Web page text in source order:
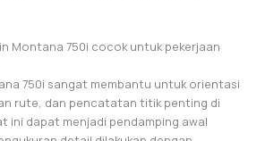
Montana 750i cocok untuk pekerjaan
750i sangat membantu untuk orientasi
rute, dan pencatatan titik penting di
ini dapat menjadi pendamping awal